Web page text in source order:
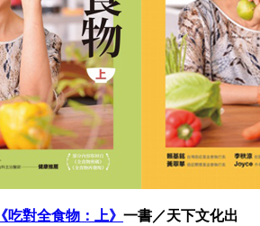
《吃對全食物：上》 一書／天下文化出